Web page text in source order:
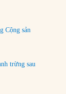
Cộng sản
trừng sau